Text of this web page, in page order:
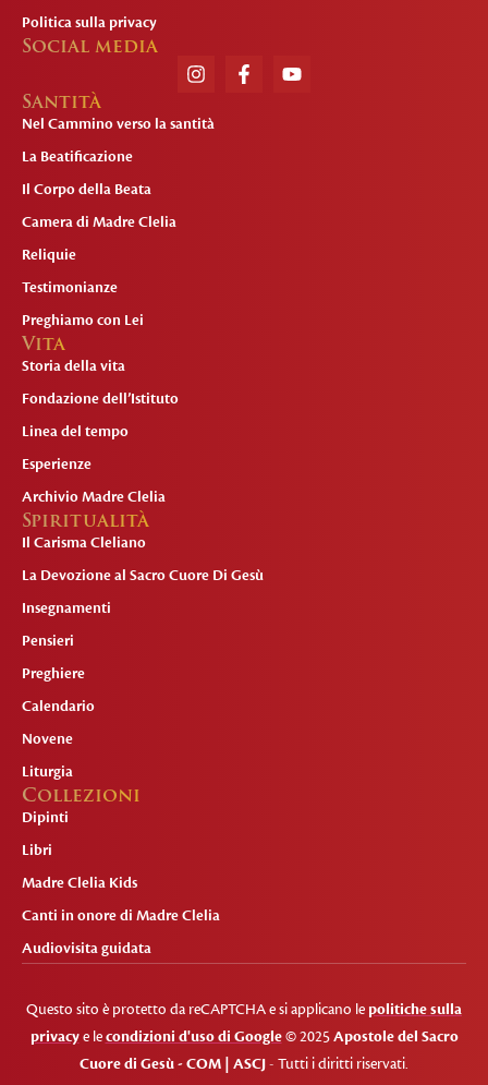
Politica sulla privacy
Social media
Santità
Nel Cammino verso la santità
La Beatificazione
Il Corpo della Beata
Camera di Madre Clelia
Reliquie
Testimonianze
Preghiamo con Lei
Vita
Storia della vita
Fondazione dell’Istituto
Linea del tempo
Esperienze
Archivio Madre Clelia
Spiritualità
Il Carisma Cleliano
La Devozione al Sacro Cuore Di Gesù
Insegnamenti
Pensieri
Preghiere
Calendario
Novene
Liturgia
Collezioni
Dipinti
Libri
Madre Clelia Kids
Canti in onore di Madre Clelia
Audiovisita guidata
Questo sito è protetto da reCAPTCHA e si applicano le politiche sulla
privacye lecondizioni d'uso di Google© 2025Apostole del Sacro
Cuore di Gesù - COM | ASCJ- Tutti i diritti riservati.